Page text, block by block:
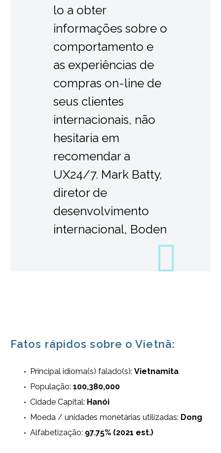
lo a obter
informações sobre o
comportamento e
as experiências de
compras on-line de
seus clientes
internacionais, não
hesitaria em
recomendar a
UX24/7. Mark Batty,
diretor de
desenvolvimento
internacional, Boden
Fatos rápidos sobre o Vietnã:
Principal idioma(s) falado(s): Vietnamita
População: 100,380,000
Cidade Capital: Hanói
Moeda / unidades monetárias utilizadas: Dong
Alfabetização: 97.75% (2021 est.)